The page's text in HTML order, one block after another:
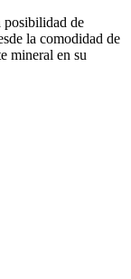
posibilidad de
la comodidad de
mineral en su